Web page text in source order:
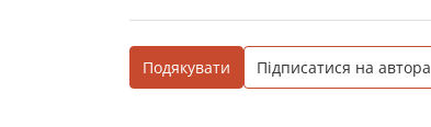
Подякувати Підписатися на автора